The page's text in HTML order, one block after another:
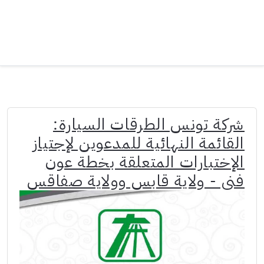
شركة تونس الطرقات السيارة:
القائمة النهائية للمدعوين لإجتياز
الإختبارات المتعلقة بخطة عون
فني - ولاية قابس وولاية صفاقس